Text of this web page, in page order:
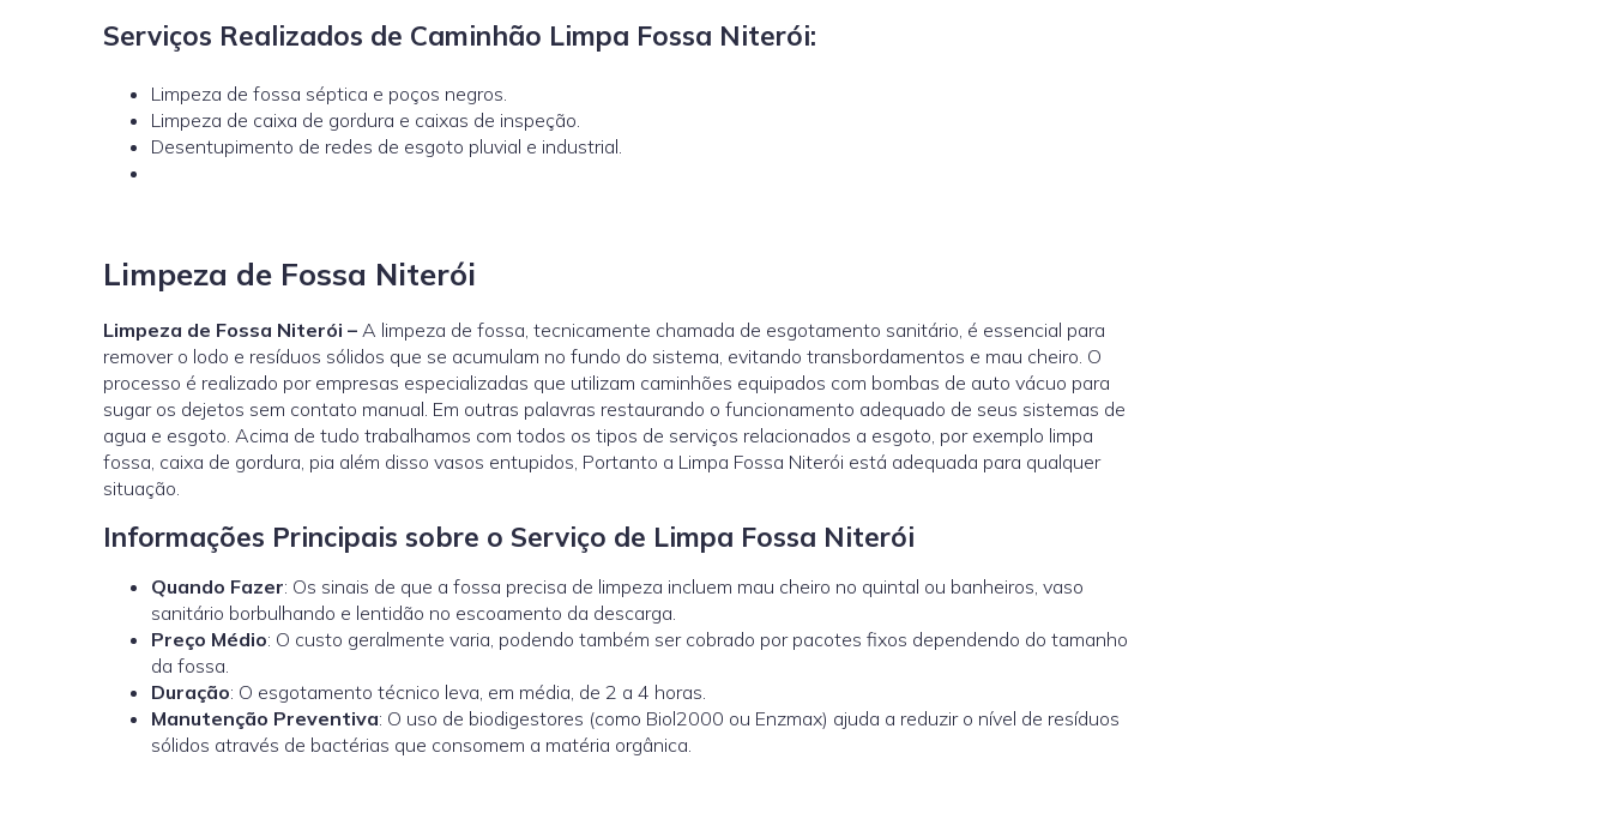
Serviços Realizados de Caminhão Limpa Fossa Niterói:
Limpeza de fossa séptica e poços negros.
Limpeza de caixa de gordura e caixas de inspeção.
Desentupimento de redes de esgoto pluvial e industrial.
Limpeza de Fossa Niterói
Limpeza de Fossa Niterói – A limpeza de fossa, tecnicamente chamada de esgotamento sanitário, é essencial para
remover o lodo e resíduos sólidos que se acumulam no fundo do sistema, evitando transbordamentos e mau cheiro. O
processo é realizado por empresas especializadas que utilizam caminhões equipados com bombas de auto vácuo para
sugar os dejetos sem contato manual. Em outras palavras restaurando o funcionamento adequado de seus sistemas de
agua e esgoto. Acima de tudo trabalhamos com todos os tipos de serviços relacionados a esgoto, por exemplo limpa
fossa, caixa de gordura, pia além disso vasos entupidos, Portanto a Limpa Fossa Niterói está adequada para qualquer
situação.
Informações Principais sobre o Serviço de Limpa Fossa Niterói
Quando Fazer: Os sinais de que a fossa precisa de limpeza incluem mau cheiro no quintal ou banheiros, vaso
sanitário borbulhando e lentidão no escoamento da descarga.
Preço Médio: O custo geralmente varia, podendo também ser cobrado por pacotes fixos dependendo do tamanho
da fossa.
Duração: O esgotamento técnico leva, em média, de 2 a 4 horas.
Manutenção Preventiva: O uso de biodigestores (como Biol2000 ou Enzmax) ajuda a reduzir o nível de resíduos
sólidos através de bactérias que consomem a matéria orgânica.